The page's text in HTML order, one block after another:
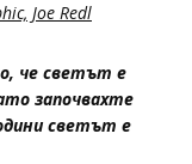
Joe Redl
че светът е
започвахте
светът е